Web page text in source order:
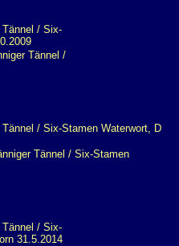
Tännel /
Tännel / Six-Stamen